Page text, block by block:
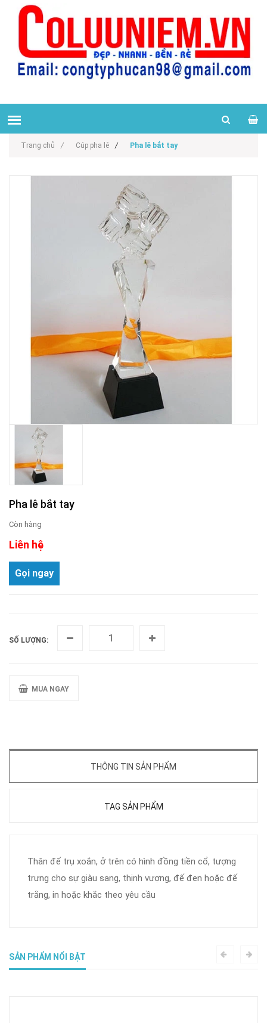
Trang chủ / Cúp pha lê / Pha lê bắt tay
Pha lê bắt tay
Còn hàng
Liên hệ
Gọi ngay
SỐ LƯỢNG:
MUA NGAY
THÔNG TIN SẢN PHẨM
TAG SẢN PHẨM
Thân đế trụ xoắn, ở trên có hình đồng tiền cổ, tượng
trưng cho sự giàu sang, thịnh vượng, đế đen hoặc đế
trắng, in hoặc khắc theo yêu cầu
SẢN PHẨM NỔI BẬT